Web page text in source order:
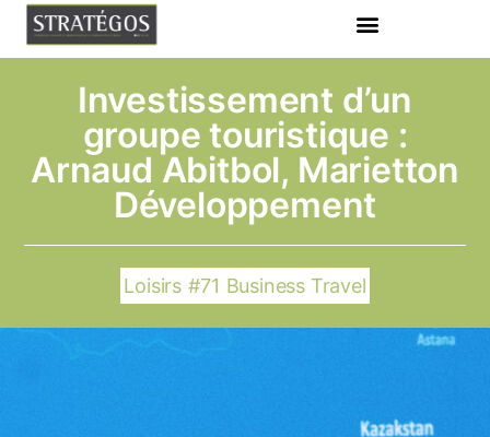
Investissement d’un
groupe touristique :
Arnaud Abitbol, Marietton
Développement
Loisirs #71 Business Travel